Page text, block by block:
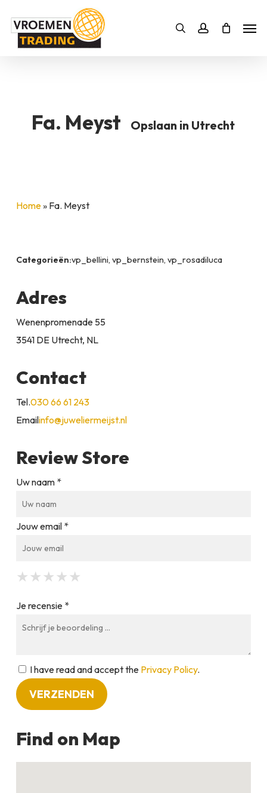
Zoekenaccount
Bestelling SLUITEN
Fa. Meyst Opslaan in Utrecht
Home» Fa. Meyst
Categorieën:vp_bellini, vp_bernstein, vp_rosadiluca
Adres
Wenenpromenade 55
3541 DE Utrecht, NL
Contact
Tel.030 66 61 243
Emailinfo@juweliermeijst.nl
Review Store
Uw naam *
Jouw email *
★
★ ★
★ ★ ★
★ ★ ★ ★
★ ★ ★ ★ ★
Je recensie *
I have read and accept the Privacy Policy.
Find on Map